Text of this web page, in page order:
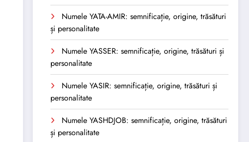
Numele YATA-AMIR: semnificație, origine, trăsături
și personalitate
Numele YASSER: semnificație, origine, trăsături și
personalitate
Numele YASIR: semnificație, origine, trăsături și
personalitate
Numele YASHDJOB: semnificație, origine, trăsături
și personalitate